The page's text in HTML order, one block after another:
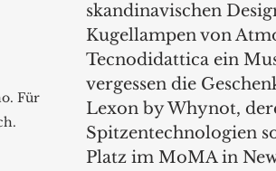
Für
skandinavischen
Kugellampen von
Tecnodidattica ein
vergessen die
Lexon by Whynot,
Spitzentechnologien
Platz im MoMA in